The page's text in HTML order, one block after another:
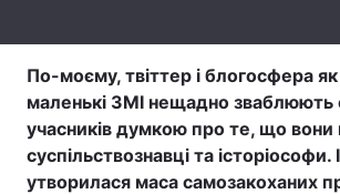
Контакти
Послуги
По-моєму, твіттер і блогосфера
маленькі ЗМІ нещадно зваблюють
учасників думкою про те, що вони
суспільствознавці та історіософи.
утворилася маса самозакоханих